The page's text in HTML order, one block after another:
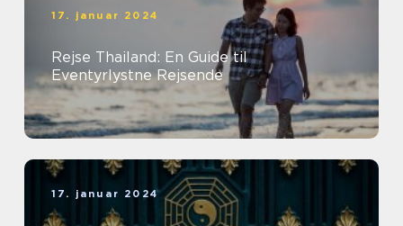
17. januar 2024
Rejse Thailand: En Guide til
Eventyrlystne Rejsende
17. januar 2024